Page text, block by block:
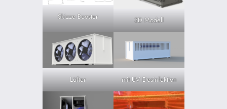
Skizze Booster 3D Modell
Lüfter mit UV Desinfektion